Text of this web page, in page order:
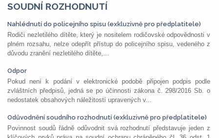
SOUDNÍ ROZHODNUTÍ
Nahlédnutí do policejního spisu (exkluzivně pro předplatitele)
Rodiči nezletilého dítěte, který je nositelem rodičovské odpovědnosti v
plném rozsahu, nelze odepřít přístup do policejního spisu, vedeného z
důvodu zranění nezletilého dítěte,...
Odpor
Pokud není k podání v elektronické podobě připojen podpis podle
zvláštních předpisů, jedná se po účinnosti zákona č. 298/2016 Sb. o
nedostatek obsahových náležitostí upravených v...
Odůvodnění soudního rozhodnutí (exkluzivně pro předplatitele)
Povinnost soudů řádně odůvodnit svá rozhodnutí představuje jeden z